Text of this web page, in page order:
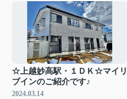
☆上越妙高駅・１ＤＫ☆マイリ
ブインのご紹介です♪
2024.03.14